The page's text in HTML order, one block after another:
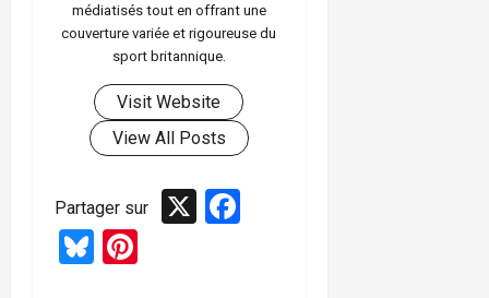
médiatisés tout en offrant une
couverture variée et rigoureuse du
sport britannique.
Visit Website
View All Posts
Partager sur X
Bluesky